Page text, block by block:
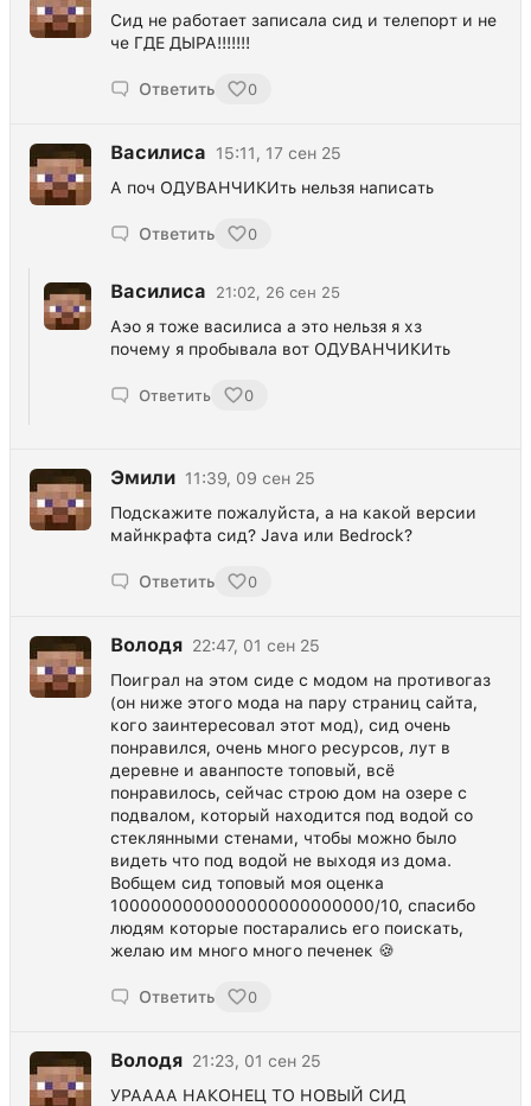
Сид не работает записала сид и телепорт и не
че ГДЕ ДЫРА!!!!!!!
Ответить 0
Василиса
15:11, 17 сен 25
А поч ОДУВАНЧИКИть нельзя написать
Ответить 0
Василиса 21:02, 26 сен 25
Аэо я тоже василиса а это нельзя я хз
почему я пробывала вот ОДУВАНЧИКИть
Ответить 0
Эмили 11:39, 09 сен 25
Подскажите пожалуйста, а на какой версии
майнкрафта сид? Java или Bedrock?
Ответить 0
Володя 22:47, 01 сен 25
Поиграл на этом сиде с модом на противогаз
(он ниже этого мода на пару страниц сайта,
кого заинтересовал этот мод), сид очень
понравился, очень много ресурсов, лут в
деревне и аванпосте топовый, всё
понравилось, сейчас строю дом на озере с
подвалом, который находится под водой со
стеклянными стенами, чтобы можно было
видеть что под водой не выходя из дома.
Вобщем сид топовый моя оценка
1000000000000000000000000/10, спасибо
людям которые постарались его поискать,
желаю им много много печенек 🍪
Ответить 0
Володя 21:23, 01 сен 25
УРАААА НАКОНЕЦ ТО НОВЫЙ СИД